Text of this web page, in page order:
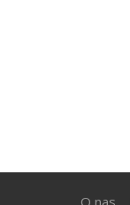
O nas